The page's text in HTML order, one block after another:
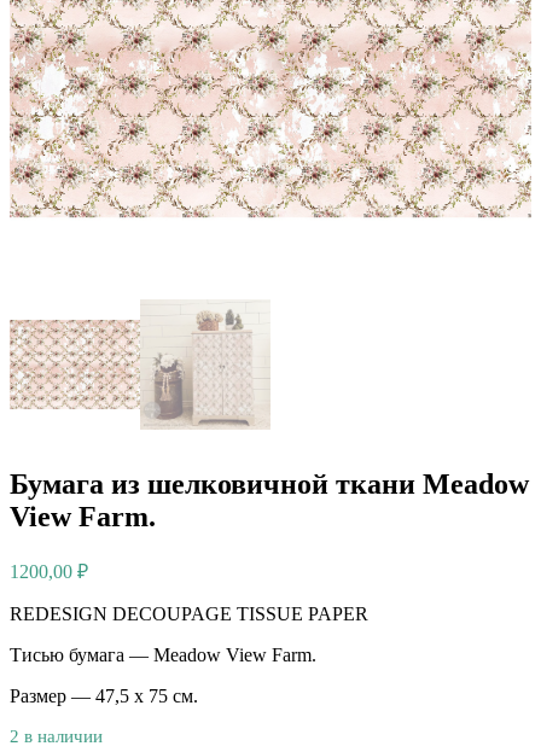
Бумага из шелковичной ткани Meadow
View Farm.
1200,00 ₽
REDESIGN DECOUPAGE TISSUE PAPER
Тисью бумага — Meadow View Farm.
Размер — 47,5 х 75 см.
2 в наличии